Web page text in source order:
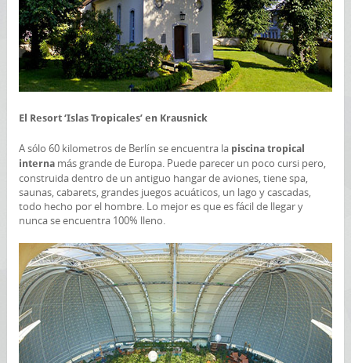
El Resort ‘Islas Tropicales’ en Krausnick
A sólo 60 kilometros de Berlín se encuentra la piscina tropical
internamás grande de Europa. Puede parecer un poco cursi pero,
construida dentro de un antiguo hangar de aviones, tiene spa,
saunas, cabarets, grandes juegos acuáticos, un lago y cascadas,
todo hecho por el hombre. Lo mejor es que es fácil de llegar y
nunca se encuentra 100% lleno.